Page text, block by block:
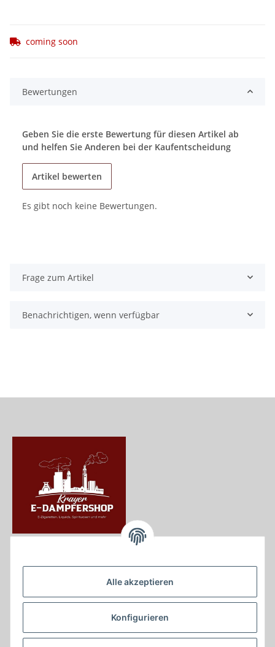
Alle akzeptieren
Konfigurieren
coming soon
Bewertungen
Geben Sie die erste Bewertung für diesen Artikel ab
und helfen Sie Anderen bei der Kaufentscheidung
Artikel bewerten
Es gibt noch keine Bewertungen.
Frage zum Artikel
Benachrichtigen, wenn verfügbar
Krayerstraße 249
Tel.:0201555402
info@krayer-edampfer-shop.de
Gesetzliche Informationen